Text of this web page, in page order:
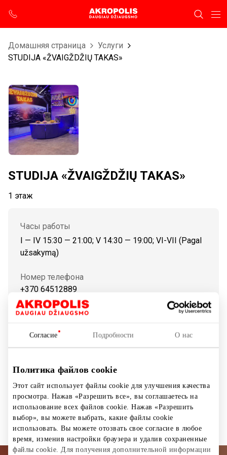
Согласие Подробности О нас
Политика файлов cookie
Этот сайт использует файлы cookie для улучшения качества
просмотра. Нажав «Разрешить все», вы соглашаетесь на
использование всех файлов cookie. Нажав «Разрешить
выбор», вы можете выбрать, какие файлы cookie
использовать. Вы можете отозвать свое согласие в любое
время, изменив настройки браузера и удалив сохраненные
файлы cookie. Для получения дополнительной информации
Домашняя страница
Услуги
STUDIJA «ŽVAIGŽDŽIŲ TAKAS»
STUDIJA «ŽVAIGŽDŽIŲ TAKAS»
1 этаж
Часы работы
I — IV 15:30 — 21:00; V 14:30 — 19:00; VI-VII (Pagal
užsakymą)
Номер телефона
+370 64512889
Сайт
Kружки Услуги